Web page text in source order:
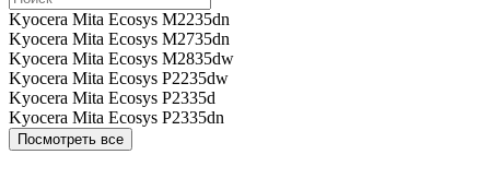
Kyocera Mita Ecosys M2235dn
Kyocera Mita Ecosys M2735dn
Kyocera Mita Ecosys M2835dw
Kyocera Mita Ecosys P2235dw
Kyocera Mita Ecosys P2335d
Kyocera Mita Ecosys P2335dn
Посмотреть все